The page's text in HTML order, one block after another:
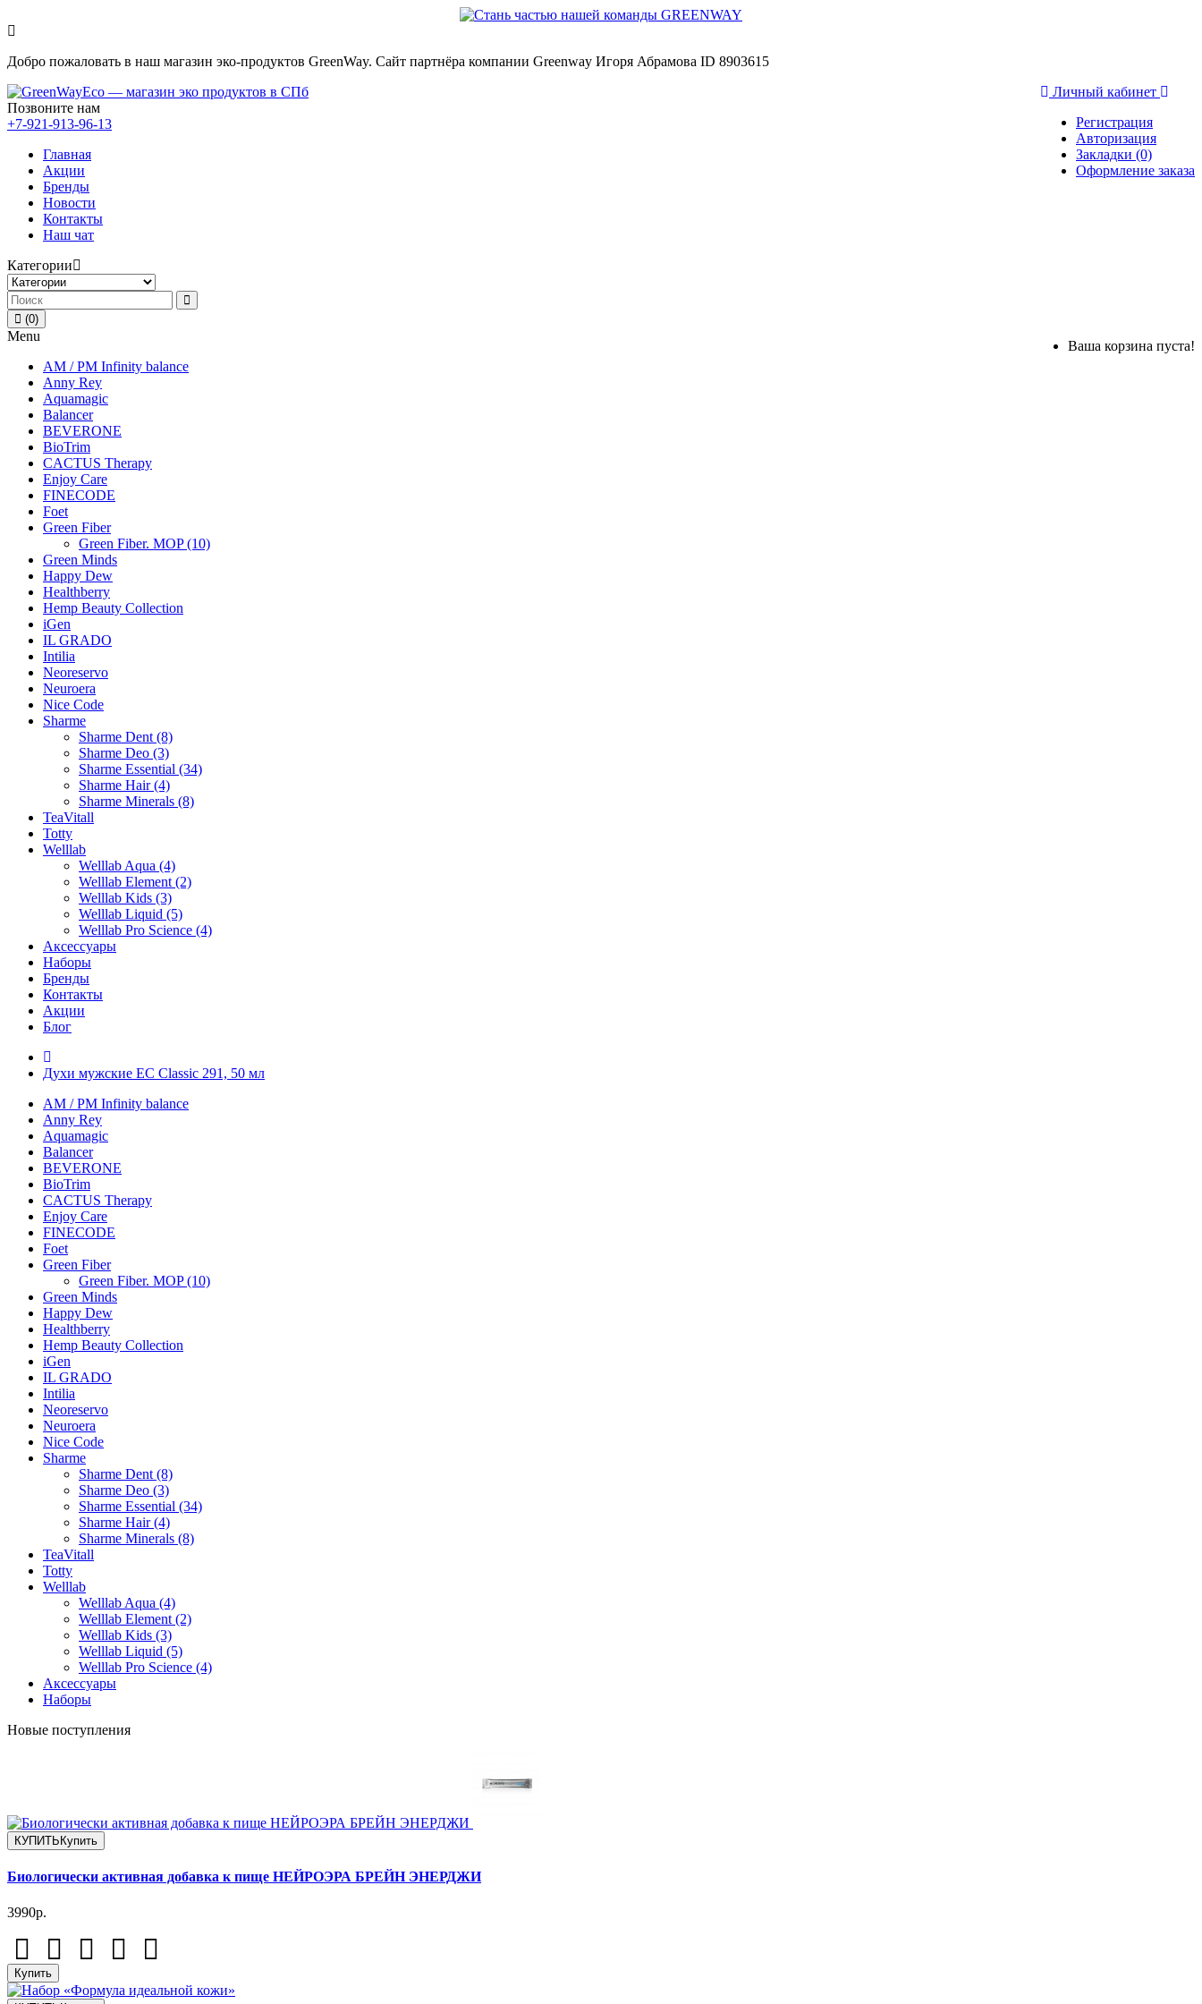
Добро пожаловать в наш магазин эко-продуктов GreenWay. Сайт партнёра компании Greenway Игоря Абрамова ID 8903615
Личный кабинет
Регистрация
Авторизация
Закладки (0)
Оформление заказа
Позвоните нам
+7-921-913-96-13
Главная
Акции
Бренды
Новости
Контакты
Наш чат
Категории
(0)
Ваша корзина пуста!
Menu
AM / PM Infinity balance
Anny Rey
Aquamagic
Balancer
BEVERONE
BioTrim
CACTUS Therapy
Enjoy Care
FINECODE
Foet
Green Fiber
Green Fiber. MOP (10)
Green Minds
Happy Dew
Healthberry
Hemp Beauty Collection
iGen
IL GRADO
Intilia
Neoreservo
Neuroera
Nice Code
Sharme
Sharme Dent (8)
Sharme Deo (3)
Sharme Essential (34)
Sharme Hair (4)
Sharme Minerals (8)
TeaVitall
Totty
Welllab
Welllab Aqua (4)
Welllab Element (2)
Welllab Kids (3)
Welllab Liquid (5)
Welllab Pro Science (4)
Аксессуары
Наборы
Бренды
Контакты
Акции
Блог
Духи мужские EC Classic 291, 50 мл
AM / PM Infinity balance
Anny Rey
Aquamagic
Balancer
BEVERONE
BioTrim
CACTUS Therapy
Enjoy Care
FINECODE
Foet
Green Fiber
Green Fiber. MOP (10)
Green Minds
Happy Dew
Healthberry
Hemp Beauty Collection
iGen
IL GRADO
Intilia
Neoreservo
Neuroera
Nice Code
Sharme
Sharme Dent (8)
Sharme Deo (3)
Sharme Essential (34)
Sharme Hair (4)
Sharme Minerals (8)
TeaVitall
Totty
Welllab
Welllab Aqua (4)
Welllab Element (2)
Welllab Kids (3)
Welllab Liquid (5)
Welllab Pro Science (4)
Аксессуары
Наборы
Новые поступления
КУПИТЬ Купить
Биологически активная добавка к пище НЕЙРОЭРА БРЕЙН ЭНЕРДЖИ
3990р.
Купить